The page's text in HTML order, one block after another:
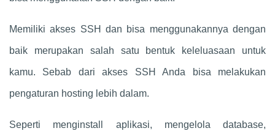
Memiliki akses SSH dan bisa menggunakannya dengan
baik merupakan salah satu bentuk keleluasaan untuk
kamu. Sebab dari akses SSH Anda bisa melakukan
pengaturan hosting lebih dalam.
Seperti menginstall aplikasi, mengelola database,